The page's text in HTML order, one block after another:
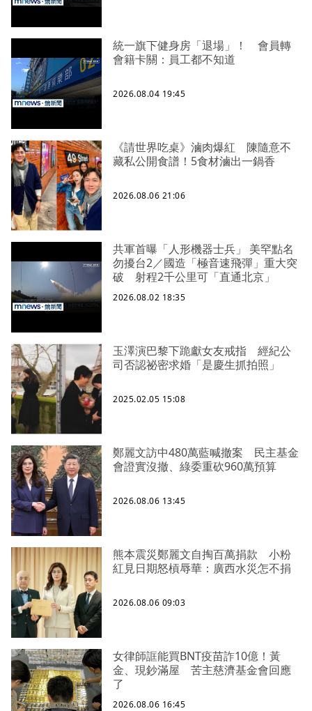
統一旗下健身房「退場」！ 會員轉
會籍卡關：員工都不知道
2026.08.04 19:45
《請世界吃桌》滷肉爆紅 陳隨意不
藏私公開食譜！5食材滷出一鍋香
2026.08.06 21:06
共軍首曝「人形機器士兵」 美罕點名
勿擾台2／國造「極音速飛彈」重大突
破 射程2千公里可「直通北京」
2026.08.02 18:35
玉澤演巴黎下跪獻女友戒指 經紀公
司否認祕密求婚「是慶生抓拍照」
2025.02.05 15:08
鄭麗文訪中480萬藍喊撤案 民主基金
會證實沒撤、綠委重砍960萬預算
2026.08.06 13:45
熊本震災鄭麗文自掏百萬捐款 小粉
紅見日期怒槓辱華：廣西水災怎不捐
2026.08.06 09:03
女律師誆能買BNT疫苗詐10億！黃
金、現鈔滿屋 苦主慈濟基金會回應
了
2026.08.06 16:45